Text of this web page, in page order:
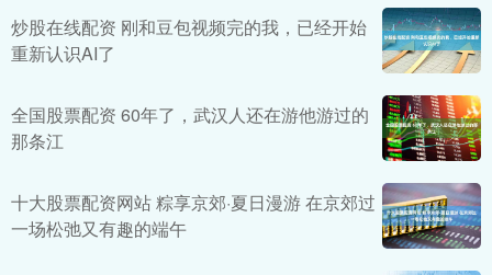
炒股在线配资 刚和豆包视频完的我，已经开始
重新认识AI了
全国股票配资 60年了，武汉人还在游他游过的
那条江
十大股票配资网站 粽享京郊·夏日漫游 在京郊过
一场松弛又有趣的端午